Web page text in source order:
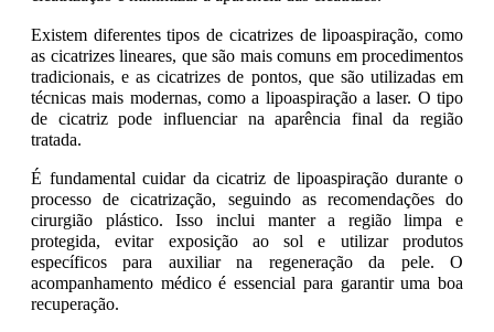
Existem diferentes tipos de cicatrizes de lipoaspiração, como
as cicatrizes lineares, que são mais comuns em procedimentos
tradicionais, e as cicatrizes de pontos, que são utilizadas em
técnicas mais modernas, como a lipoaspiração a laser. O tipo
de cicatriz pode influenciar na aparência final da região
tratada.
É fundamental cuidar da cicatriz de lipoaspiração durante o
processo de cicatrização, seguindo as recomendações do
cirurgião plástico. Isso inclui manter a região limpa e
protegida, evitar exposição ao sol e utilizar produtos
específicos para auxiliar na regeneração da pele. O
acompanhamento médico é essencial para garantir uma boa
recuperação.